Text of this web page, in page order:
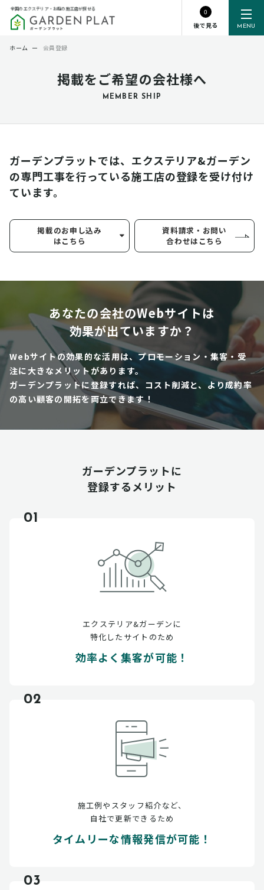
MENU
全国のエクステリア・お庭の施工店が探せる
0
後で見る
掲載をご希望の会社様へ
MEMBER SHIP
ホーム ー 会員登録
ガーデンプラットでは、エクステリア&ガーデン
の専門工事を行っている施工店の登録を受け付け
ています。
掲載のお申し込み
はこちら
資料請求・お問い
合わせはこちら
あなたの会社のWebサイトは
効果が出ていますか？
Webサイトの効果的な活用は、プロモーション・集客・受
注に大きなメリットがあります。
ガーデンプラットに登録すれば、コスト削減と、より成約率
の高い顧客の開拓を両立できます！
ガーデンプラットに
登録するメリット
01
エクステリア&ガーデンに
特化したサイトのため
効率よく集客が可能！
02
施工例やスタッフ紹介など、
自社で更新できるため
タイムリーな情報発信が可能！
03